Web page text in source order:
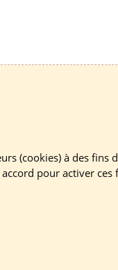
(cookies) à des fins
pour activer ces